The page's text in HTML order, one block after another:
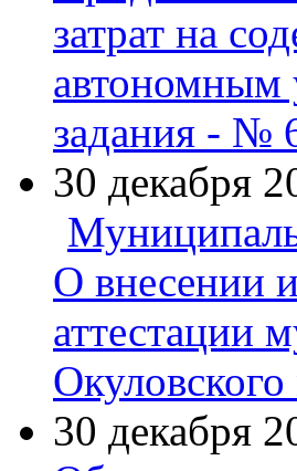
затрат на
автономным
задания - №
30 декабря
О внесении
аттестации
30 декабря